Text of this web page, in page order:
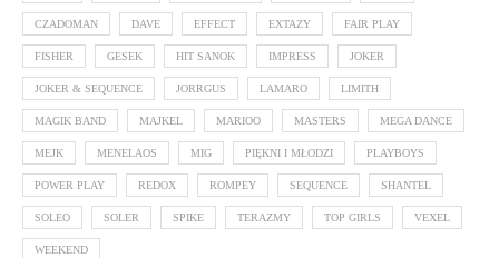
CZADOMAN DAVE EFFECT EXTAZY FAIR PLAY
FISHER GESEK HIT SANOK IMPRESS JOKER
JOKER & SEQUENCE JORRGUS LAMARO LIMITH
MAGIK BAND MAJKEL MARIOO MASTERS MEGA DANCE
MEJK MENELAOS MIG PIĘKNI I MŁODZI PLAYBOYS
POWER PLAY REDOX ROMPEY SEQUENCE SHANTEL
SOLEO SOLER SPIKE TERAZMY TOP GIRLS VEXEL
WEEKEND